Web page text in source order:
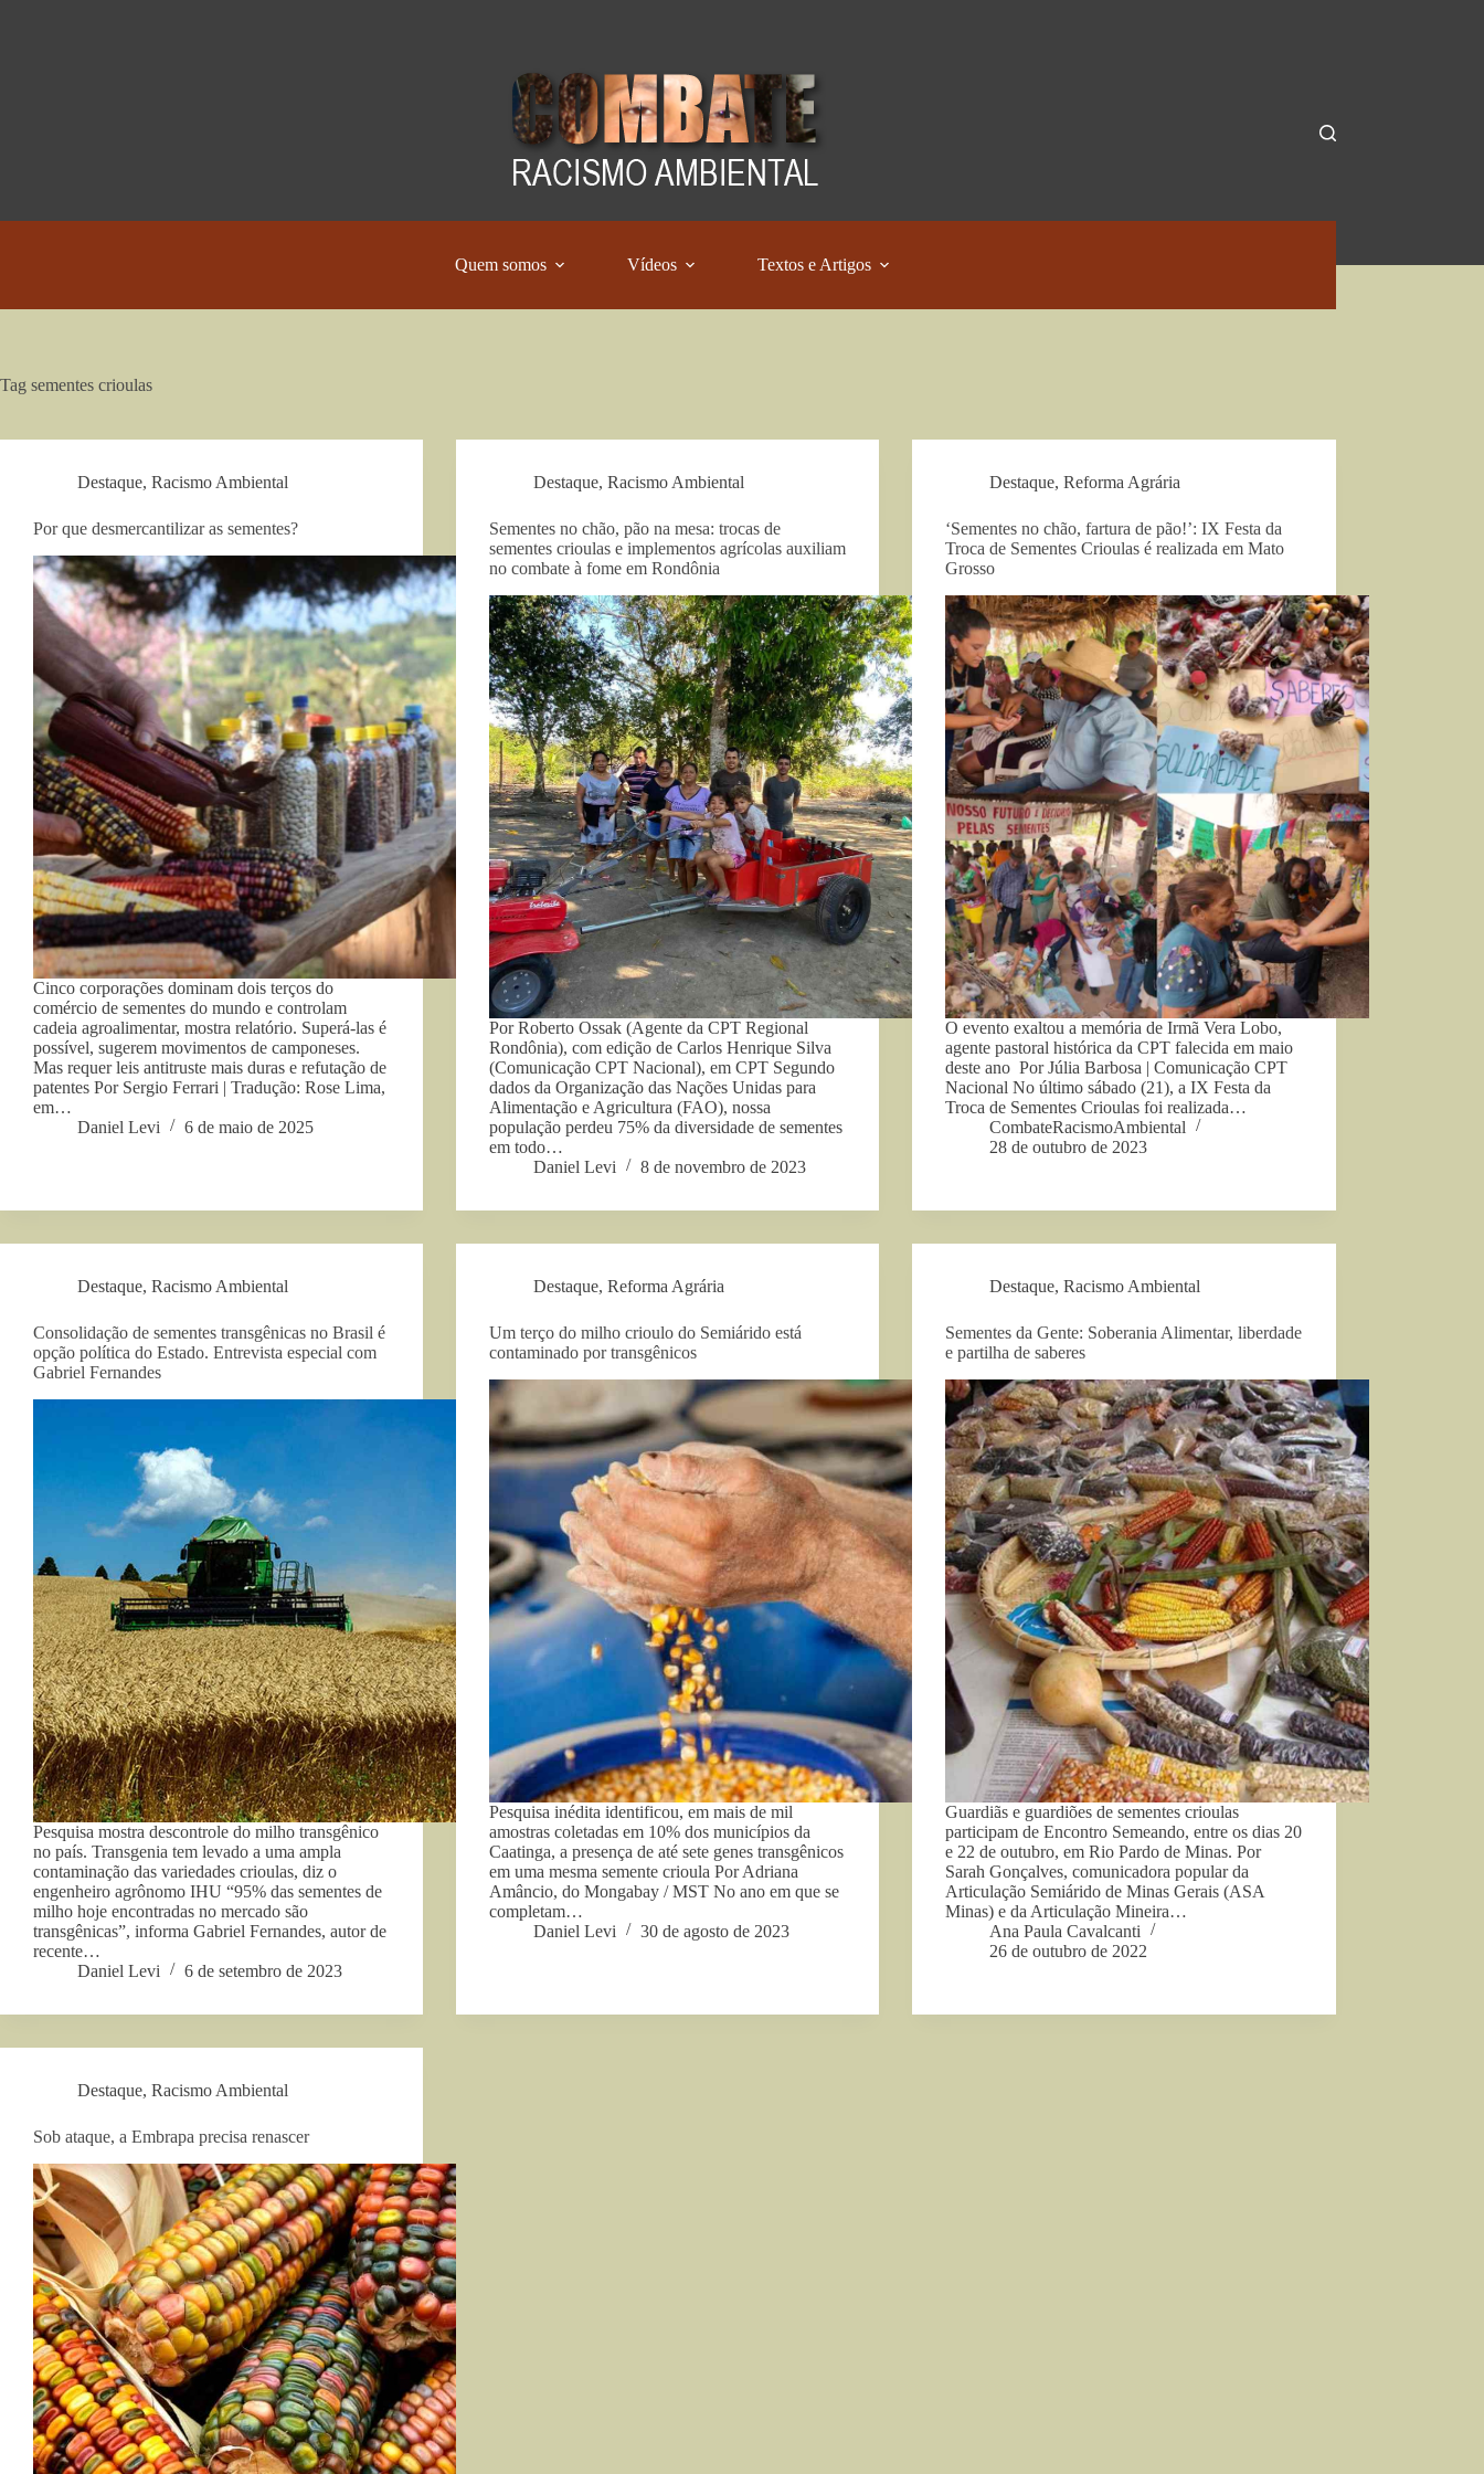
Quem somos Vídeos Textos e Artigos
Tag sementes crioulas
Destaque, Racismo Ambiental
Por que desmercantilizar as sementes?
Cinco corporações dominam dois terços do
comércio de sementes do mundo e controlam
cadeia agroalimentar, mostra relatório. Superá-las é
possível, sugerem movimentos de camponeses.
Mas requer leis antitruste mais duras e refutação de
patentes Por Sergio Ferrari | Tradução: Rose Lima,
em…
Daniel Levi
6 de maio de 2025
Destaque,Racismo Ambiental
Sementes no chão, pão na mesa: trocas de
sementes crioulas e implementos agrícolas auxiliam
no combate à fome em Rondônia
Por Roberto Ossak (Agente da CPT Regional
Rondônia), com edição de Carlos Henrique Silva
(Comunicação CPT Nacional), em CPT Segundo
dados da Organização das Nações Unidas para
Alimentação e Agricultura (FAO), nossa
população perdeu 75% da diversidade de sementes
em todo…
Daniel Levi
8 de novembro de 2023
Destaque,Reforma Agrária
‘Sementes no chão, fartura de pão!’: IX Festa da
Troca de Sementes Crioulas é realizada em Mato
Grosso
O evento exaltou a memória de Irmã Vera Lobo,
agente pastoral histórica da CPT falecida em maio
deste ano Por Júlia Barbosa | Comunicação CPT
Nacional No último sábado (21), a IX Festa da
Troca de Sementes Crioulas foi realizada…
CombateRacismoAmbiental
28 de outubro de 2023
Destaque, Racismo Ambiental
Consolidação de sementes transgênicas no Brasil é
opção política do Estado. Entrevista especial com
Gabriel Fernandes
Pesquisa mostra descontrole do milho transgênico
no país. Transgenia tem levado a uma ampla
contaminação das variedades crioulas, diz o
engenheiro agrônomo IHU “95% das sementes de
milho hoje encontradas no mercado são
transgênicas”, informa Gabriel Fernandes, autor de
recente…
Daniel Levi
6 de setembro de 2023
Destaque,Reforma Agrária
Um terço do milho crioulo do Semiárido está
contaminado por transgênicos
Pesquisa inédita identificou, em mais de mil
amostras coletadas em 10% dos municípios da
Caatinga, a presença de até sete genes transgênicos
em uma mesma semente crioula Por Adriana
Amâncio, do Mongabay / MST No ano em que se
completam…
Daniel Levi
30 de agosto de 2023
Destaque,Racismo Ambiental
Sementes da Gente: Soberania Alimentar, liberdade
e partilha de saberes
Guardiãs e guardiões de sementes crioulas
participam de Encontro Semeando, entre os dias 20
e 22 de outubro, em Rio Pardo de Minas. Por
Sarah Gonçalves, comunicadora popular da
Articulação Semiárido de Minas Gerais (ASA
Minas) e da Articulação Mineira…
Ana Paula Cavalcanti
26 de outubro de 2022
Destaque, Racismo Ambiental
Sob ataque, a Embrapa precisa renascer